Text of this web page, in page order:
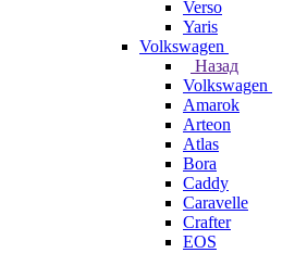
Verso
Yaris
Volkswagen
Назад
Volkswagen
Amarok
Arteon
Atlas
Bora
Caddy
Caravelle
Crafter
EOS